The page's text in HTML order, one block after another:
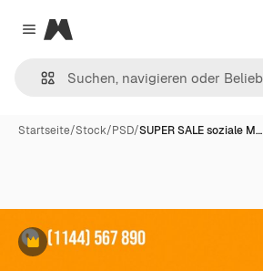
Close menu
Magnific
Startseite/Stock/PSD/SUPER SALE soziale M…
Premium